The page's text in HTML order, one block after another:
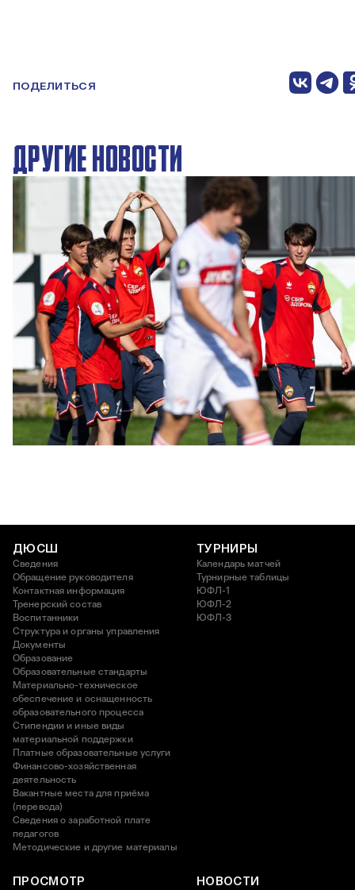
ПОДЕЛИТЬСЯ
ДРУГИЕ НОВОСТИ
ЮФЛ: Московское дерби на «Октябре»
3 АВГУСТА 2026 14:15
ДЮСШ
Сведения
Обращение руководителя
Контактная информация
Тренерский состав
Воспитанники
Структура и органы управления
Документы
Образование
Образовательные стандарты
Материально-техническое
обеспечение и оснащенность
образовательного процесса
Стипендии и иные виды
материальной поддержки
Платные образовательные услуги
Финансово-хозяйственная
деятельность
Вакантные места для приёма
(перевода)
Сведения о заработной плате
педагогов
Методические и другие материалы
ТУРНИРЫ
Календарь матчей
Турнирные таблицы
ЮФЛ-1
ЮФЛ-2
ЮФЛ-3
ПРОСМОТР НОВОСТИ